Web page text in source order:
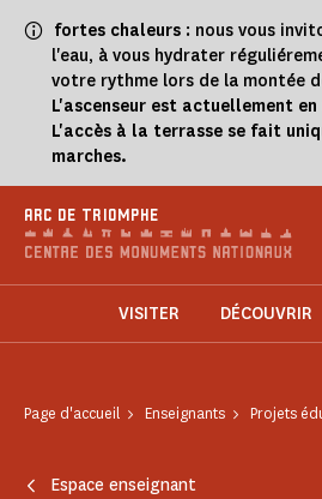
fortes chaleurs : nous vous
l'eau, à vous hydrater
votre rythme lors de la montée
L'ascenseur est actuellement
L'accès à la terrasse se fait
marches.
ARC DE TRIOMPHE
VISITER DÉCOUVRIR
Page d'accueil Enseignants Projets
Espace enseignant